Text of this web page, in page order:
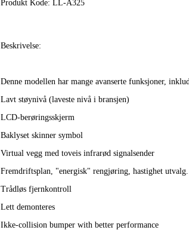
Produkt Kode: LL-A325
Beskrivelse:
Denne modellen har mange avanserte funksjoner,
Lavt støynivå (laveste nivå i bransjen)
LCD-berøringsskjerm
Baklyset skinner symbol
Virtual vegg med toveis infrarød signalsender
Fremdriftsplan, "energisk" rengjøring, hastighet utvalg.
Trådløs fjernkontroll
Lett demonteres
Ikke-collision bumper with better performance